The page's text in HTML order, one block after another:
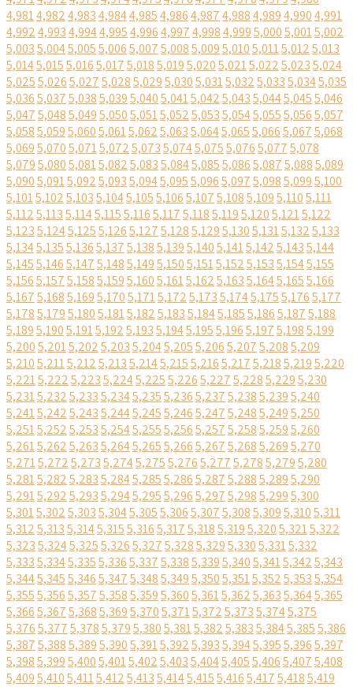
4,9814,9824,9834,9844,9854,9864,9874,9884,9894,9904,991
4,9924,9934,9944,9954,9964,9974,9984,9995,0005,0015,002
5,0035,0045,0055,0065,0075,0085,0095,0105,0115,0125,013
5,0145,0155,0165,0175,0185,0195,0205,0215,0225,0235,024
5,0255,0265,0275,0285,0295,0305,0315,0325,0335,0345,035
5,0365,0375,0385,0395,0405,0415,0425,0435,0445,0455,046
5,0475,0485,0495,0505,0515,0525,0535,0545,0555,0565,057
5,0585,0595,0605,0615,0625,0635,0645,0655,0665,0675,068
5,0695,0705,0715,0725,0735,0745,0755,0765,0775,078
5,0795,0805,0815,0825,0835,0845,0855,0865,0875,0885,089
5,0905,0915,0925,0935,0945,0955,0965,0975,0985,0995,100
5,1015,1025,1035,1045,1055,1065,1075,1085,1095,1105,111
5,1125,1135,1145,1155,1165,1175,1185,1195,1205,1215,122
5,1235,1245,1255,1265,1275,1285,1295,1305,1315,1325,133
5,1345,1355,1365,1375,1385,1395,1405,1415,1425,1435,144
5,1455,1465,1475,1485,1495,1505,1515,1525,1535,1545,155
5,1565,1575,1585,1595,1605,1615,1625,1635,1645,1655,166
5,1675,1685,1695,1705,1715,1725,1735,1745,1755,1765,177
5,1785,1795,1805,1815,1825,1835,1845,1855,1865,1875,188
5,1895,1905,1915,1925,1935,1945,1955,1965,1975,1985,199
5,2005,2015,2025,2035,2045,2055,2065,2075,2085,209
5,2105,2115,2125,2135,2145,2155,2165,2175,2185,2195,220
5,2215,2225,2235,2245,2255,2265,2275,2285,2295,230
5,2315,2325,2335,2345,2355,2365,2375,2385,2395,240
5,2415,2425,2435,2445,2455,2465,2475,2485,2495,250
5,2515,2525,2535,2545,2555,2565,2575,2585,2595,260
5,2615,2625,2635,2645,2655,2665,2675,2685,2695,270
5,2715,2725,2735,2745,2755,2765,2775,2785,2795,280
5,2815,2825,2835,2845,2855,2865,2875,2885,2895,290
5,2915,2925,2935,2945,2955,2965,2975,2985,2995,300
5,3015,3025,3035,3045,3055,3065,3075,3085,3095,3105,311
5,3125,3135,3145,3155,3165,3175,3185,3195,3205,3215,322
5,3235,3245,3255,3265,3275,3285,3295,3305,3315,332
5,3335,3345,3355,3365,3375,3385,3395,3405,3415,3425,343
5,3445,3455,3465,3475,3485,3495,3505,3515,3525,3535,354
5,3555,3565,3575,3585,3595,3605,3615,3625,3635,3645,365
5,3665,3675,3685,3695,3705,3715,3725,3735,3745,375
5,3765,3775,3785,3795,3805,3815,3825,3835,3845,3855,386
5,3875,3885,3895,3905,3915,3925,3935,3945,3955,3965,397
5,3985,3995,4005,4015,4025,4035,4045,4055,4065,4075,408
5,4095,4105,4115,4125,4135,4145,4155,4165,4175,4185,419